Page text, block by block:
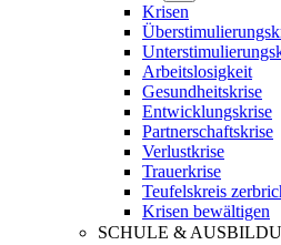
Krisen
Arbeitslosigkeit
Gesundheitskrise
Entwicklungskrise
Partnerschaftskrise
Verlustkrise
Trauerkrise
Teufelskreis
Krisen bewältigen
SCHULE &